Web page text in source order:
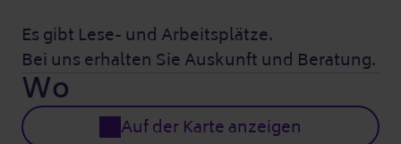
Es gibt Lese- und Arbeitsplätze.
Bei uns erhalten Sie Auskunft und Beratung.
Wo
Auf der Karte anzeigen